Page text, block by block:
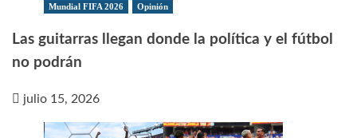
Mundial FIFA 2026 Opinión
Las guitarras llegan donde la política y el fútbol
no podrán
julio 15, 2026